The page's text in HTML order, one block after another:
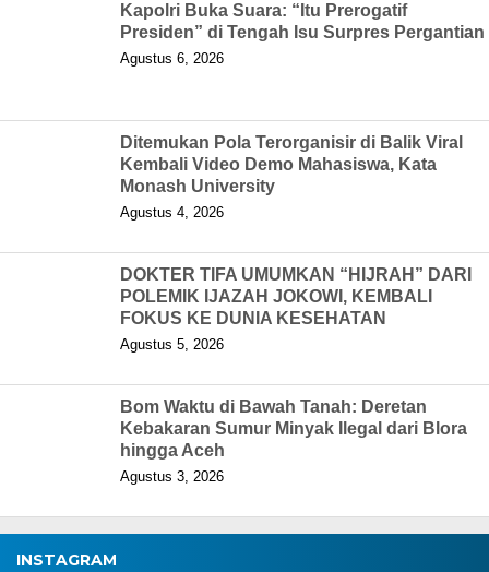
Kapolri Buka Suara: “Itu Prerogatif
Presiden” di Tengah Isu Surpres Pergantian
Agustus 6, 2026
Ditemukan Pola Terorganisir di Balik Viral
Kembali Video Demo Mahasiswa, Kata
Monash University
Agustus 4, 2026
DOKTER TIFA UMUMKAN “HIJRAH” DARI
POLEMIK IJAZAH JOKOWI, KEMBALI
FOKUS KE DUNIA KESEHATAN
Agustus 5, 2026
Bom Waktu di Bawah Tanah: Deretan
Kebakaran Sumur Minyak Ilegal dari Blora
hingga Aceh
Agustus 3, 2026
INSTAGRAM